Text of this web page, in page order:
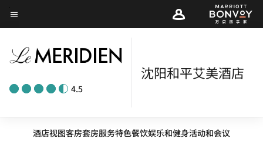
Skip
to
content
菜单文本
4.5
沈阳和平艾美酒店
酒店视图客房套房服务特色餐饮娱乐和健身活动和会议